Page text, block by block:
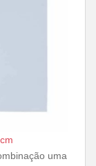
uma